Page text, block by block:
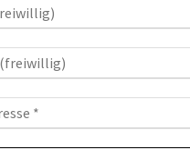
Kalender, Workshops